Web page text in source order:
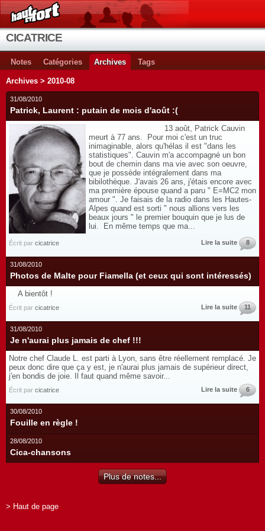
CICATRICE
Notes Catégories Archives Tags
Archives > 2010-08
31/08/2010
Patrick, Laurent : putain de mois d'août :(
13 août, Patrick Cauvin
meurt à 77 ans. Pour moi c'est un truc
inimaginable, alors qu'hélas il est "dans les
statistiques". Cauvin m'a accompagné un bon
bout de chemin dans ma vie avec son oeuvre,
que je possède intégralement dans ma
bibilothèque. J'avais 26 ans, j'étais encore avec
ma première épouse quand a paru " E=MC2 mon
amour ". Je faisais de la radio dans les Hautes-
Alpes quand est sorti " nous allions vers les
beaux jours " le premier bouquin que je lus de
lui. En même temps que ma...
Écrit par cicatrice Lire la suite 8
31/08/2010
Photos de Malte pour Fiamella (et ceux qui sont intéressés)
A bientôt !
Écrit par cicatrice Lire la suite 11
31/08/2010
Je n'aurai plus jamais de chef !!!
Notre chef Claude L. est parti à Lyon, sans être réellement remplacé. Je
peux donc dire que ça y est, je n'aurai plus jamais de supérieur direct,
j'en bondis de joie. Il faut quand même savoir...
Écrit par cicatrice Lire la suite 6
30/08/2010
Fouille en règle !
28/08/2010
Cica-chansons
Plus de notes...
> Haut de page